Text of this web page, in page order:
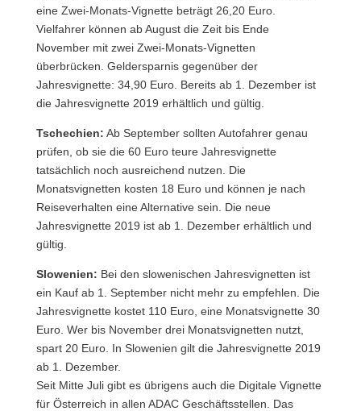
eine Zwei-Monats-Vignette beträgt 26,20 Euro.
Vielfahrer können ab August die Zeit bis Ende
November mit zwei Zwei-Monats-Vignetten
überbrücken. Geldersparnis gegenüber der
Jahresvignette: 34,90 Euro. Bereits ab 1. Dezember ist
die Jahresvignette 2019 erhältlich und gültig.
Tschechien: Ab September sollten Autofahrer genau
prüfen, ob sie die 60 Euro teure Jahresvignette
tatsächlich noch ausreichend nutzen. Die
Monatsvignetten kosten 18 Euro und können je nach
Reiseverhalten eine Alternative sein. Die neue
Jahresvignette 2019 ist ab 1. Dezember erhältlich und
gültig.
Slowenien: Bei den slowenischen Jahresvignetten ist
ein Kauf ab 1. September nicht mehr zu empfehlen. Die
Jahresvignette kostet 110 Euro, eine Monatsvignette 30
Euro. Wer bis November drei Monatsvignetten nutzt,
spart 20 Euro. In Slowenien gilt die Jahresvignette 2019
ab 1. Dezember.
Seit Mitte Juli gibt es übrigens auch die Digitale Vignette
für Österreich in allen ADAC Geschäftsstellen. Das